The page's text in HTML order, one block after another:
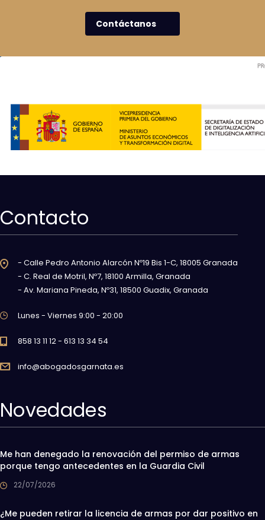
Contáctanos
Contacto
- Calle Pedro Antonio Alarcón Nº19 Bis 1-C, 18005 Granada
- C. Real de Motril, Nº7, 18100 Armilla, Granada
- Av. Mariana Pineda, Nº31, 18500 Guadix, Granada
Lunes - Viernes 9:00 - 20:00
858 13 11 12 - 613 13 34 54
info@abogadosgarnata.es
Novedades
Me han denegado la renovación del permiso de armas
porque tengo antecedentes en la Guardia Civil
22/07/2026
¿Me pueden retirar la licencia de armas por dar positivo en